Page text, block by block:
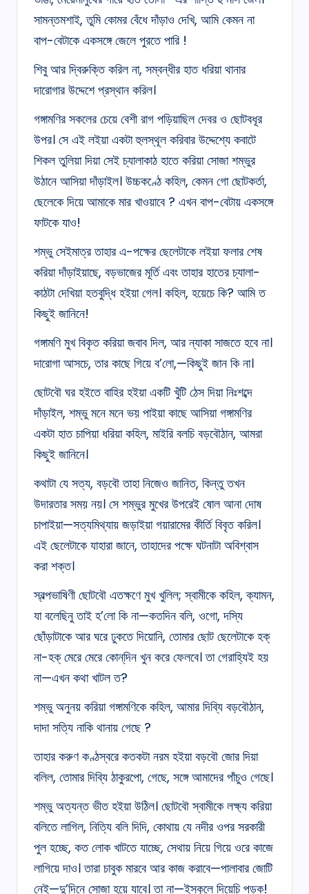
সামন্তমশাই, তুমি কোমর বেঁধে দাঁড়াও দেখি, আমি কেমন না
বাপ-বেটাকে একসঙ্গে জেলে পুরতে পারি !
শিবু আর দ্বিরুক্তি করিল না, সম্বন্ধীর হাত ধরিয়া থানার
দারোগার উদ্দেশে প্রস্থান করিল।
গঙ্গামণির সকলের চেয়ে বেশী রাগ পড়িয়াছিল দেবর ও ছোটবধূর
উপর। সে এই লইয়া একটা হুলস্থূল করিবার উদ্দেশ্যে কবাটে
শিকল তুলিয়া দিয়া সেই চ্যালাকাঠ হাতে করিয়া সোজা শম্ভুর
উঠানে আসিয়া দাঁড়াইল। উচ্চকণ্ঠে কহিল, কেমন গো ছোটকর্তা,
ছেলেকে দিয়ে আমাকে মার খাওয়াবে ? এখন বাপ-বেটায় একসঙ্গে
ফাটকে যাও!
শম্ভু সেইমাত্র তাহার এ-পক্ষের ছেলেটাকে লইয়া ফলার শেষ
করিয়া দাঁড়াইয়াছে, বড়ভাজের মূর্তি এবং তাহার হাতের চ্যালা-
কাঠটা দেখিয়া হতবুদ্ধি হইয়া গেল। কহিল, হয়েচে কি? আমি ত
কিছুই জানিনে!
গঙ্গামণি মুখ বিকৃত করিয়া জবাব দিল, আর ন্যাকা সাজতে হবে না।
দারোগা আসচে, তার কাছে গিয়ে ব’লো,—কিছুই জান কি না।
ছোটবৌ ঘর হইতে বাহির হইয়া একটি খুঁটি ঠেস দিয়া নিঃশব্দে
দাঁড়াইল, শম্ভু মনে মনে ভয় পাইয়া কাছে আসিয়া গঙ্গামণির
একটা হাত চাপিয়া ধরিয়া কহিল, মাইরি বলচি বড়বৌঠান, আমরা
কিছুই জানিনে।
কথাটা যে সত্য, বড়বৌ তাহা নিজেও জানিত, কিন্তু তখন
উদারতার সময় নয়। সে শম্ভুর মুখের উপরেই ষোল আনা দোষ
চাপাইয়া—সত্যমিথ্যায় জড়াইয়া গয়ারামের কীর্তি বিবৃত করিল।
এই ছেলেটাকে যাহারা জানে, তাহাদের পক্ষে ঘটনাটা অবিশ্বাস
করা শক্ত।
স্বল্পভাষিণী ছোটবৌ এতক্ষণে মুখ খুলিল; স্বামীকে কহিল, ক্যামন,
যা বলেছিনু তাই হ’লো কি না—কতদিন বলি, ওগো, দস্যি
ছোঁড়াটাকে আর ঘরে ঢুকতে দিয়োনি, তোমার ছোট ছেলেটাকে হক্‌
না-হক্‌ মেরে মেরে কোন্‌দিন খুন করে ফেলবে। তা গেরাহ্যিই হয়
না—এখন কথা খাটল ত?
শম্ভু অনুনয় করিয়া গঙ্গামণিকে কহিল, আমার দিব্যি বড়বৌঠান,
দাদা সত্যি নাকি থানায় গেছে ?
তাহার করুণ কণ্ঠস্বরে কতকটা নরম হইয়া বড়বৌ জোর দিয়া
বলিল, তোমার দিব্যি ঠাকুরপো, গেছে, সঙ্গে আমাদের পাঁচুও গেছে।
শম্ভু অত্যন্ত ভীত হইয়া উঠিল। ছোটবৌ স্বামীকে লক্ষ্য করিয়া
বলিতে লাগিল, নিত্যি বলি দিদি, কোথায় যে নদীর ওপর সরকারী
পুল হচ্ছে, কত লোক খাটতে যাচ্ছে, সেথায় নিয়ে গিয়ে ওরে কাজে
লাগিয়ে দাও। তারা চাবুক মারবে আর কাজ করাবে—পালাবার জোটি
নেই—দু’দিনে সোজা হয়ে যাবে। তা না—ইস্কুলে দিয়েচি পড়ুক!